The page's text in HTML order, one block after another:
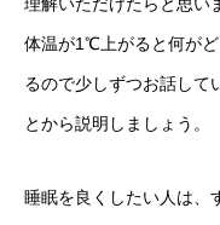
体温が1℃上がると何が
るので少しずつお話して
とから説明しましょう。
睡眠を良くしたい人は、